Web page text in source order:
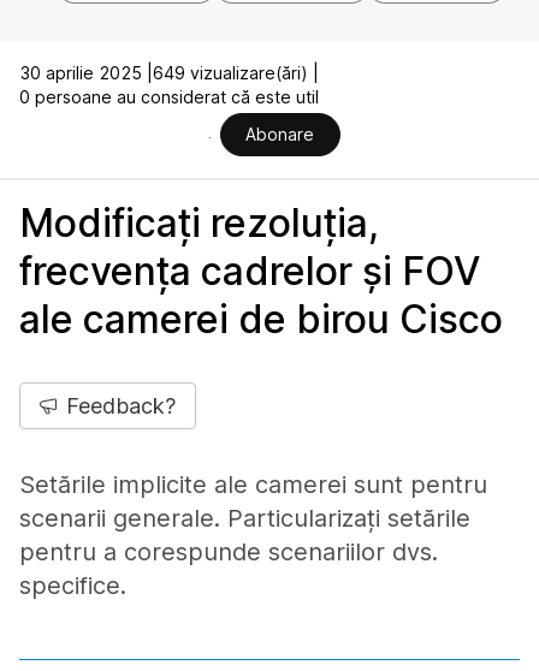
30 aprilie 2025 | 649 vizualizare(ări) |
0 persoane au considerat că este util
Abonare
Modificați rezoluția,
frecvența cadrelor și FOV
ale camerei de birou Cisco
Feedback?
Setările implicite ale camerei sunt pentru
scenarii generale. Particularizați setările
pentru a corespunde scenariilor dvs.
specifice.